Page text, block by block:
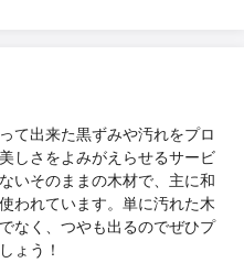
て出来た黒ずみや汚れをプロ
しさをよみがえらせるサービ
いそのままの木材で、主に和
われています。単に汚れた木
なく、つやも出るのでぜひプ
ょう！